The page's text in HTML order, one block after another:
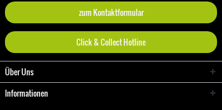
zum Kontaktformular
Click & Collect Hotline
Über Uns
Informationen